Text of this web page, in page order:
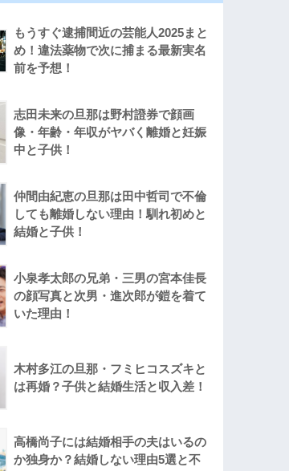
もうすぐ逮捕間近の芸能人2025まと
め！違法薬物で次に捕まる最新実名
前を予想！
志田未来の旦那は野村證券で顔画
像・年齢・年収がヤバく離婚と妊娠
中と子供！
仲間由紀恵の旦那は田中哲司で不倫
しても離婚しない理由！馴れ初めと
結婚と子供！
小泉孝太郎の兄弟・三男の宮本佳長
の顔写真と次男・進次郎が鎧を着て
いた理由！
木村多江の旦那・フミヒコスズキと
は再婚？子供と結婚生活と収入差！
高橋尚子には結婚相手の夫はいるの
か独身か？結婚しない理由5選と不